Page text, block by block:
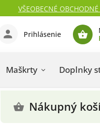
VŠEOBECNÉ
Prihlásenie
Maškrty Doplnky
Nákupný